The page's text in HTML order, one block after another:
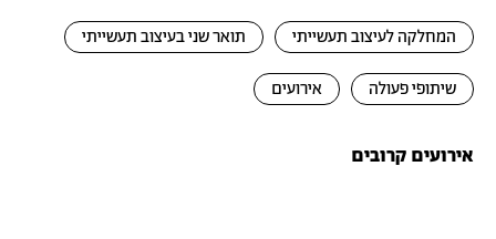
המחלקה לעיצוב תעשייתי תואר שני בעיצוב תעשייתי
שיתופי פעולה אירועים
אירועים קרובים